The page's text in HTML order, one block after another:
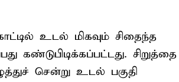
உடல் மிகவும் சிதைந்த
கண்டுபிடிக்கப்பட்டது. சிறுத்தை
சென்று உடல் பகுதி